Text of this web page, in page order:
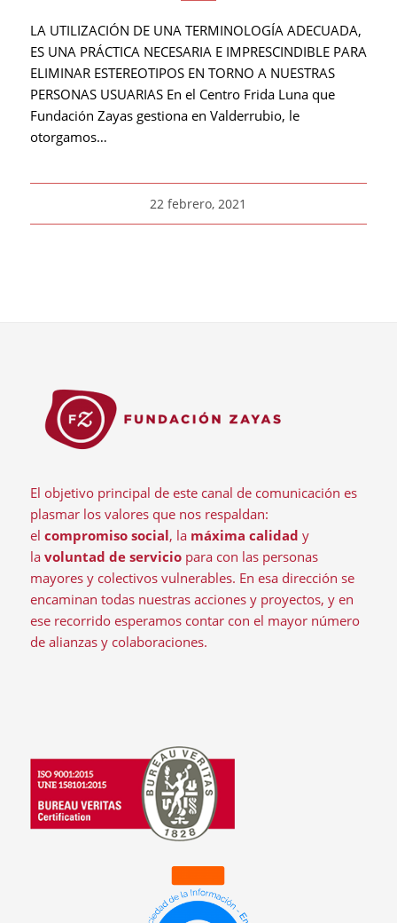
LA UTILIZACIÓN DE UNA TERMINOLOGÍA ADECUADA,
ES UNA PRÁCTICA NECESARIA E IMPRESCINDIBLE PARA
ELIMINAR ESTEREOTIPOS EN TORNO A NUESTRAS
PERSONAS USUARIAS En el Centro Frida Luna que
Fundación Zayas gestiona en Valderrubio, le
otorgamos…
22 febrero, 2021
El objetivo principal de este canal de comunicación es
plasmar los valores que nos respaldan:
el compromiso social, la máxima calidad y
la voluntad de serviciopara con las personas
mayores y colectivos vulnerables. En esa dirección se
encaminan todas nuestras acciones y proyectos, y en
ese recorrido esperamos contar con el mayor número
de alianzas y colaboraciones.